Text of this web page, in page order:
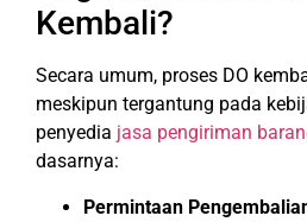
Kembali?
Secara umum, proses DO
meskipun tergantung pada
penyedia jasa pengiriman
dasarnya:
Permintaan